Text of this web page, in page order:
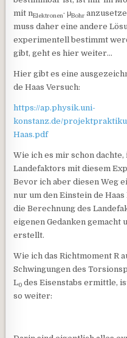
mit nElektronen· μBohr
muss daher eine andere
experimentell bestimmt
gibt, geht es hier weiter…
Hier gibt es eine
de Haas Versuch:
https://ap.physik.uni-
konstanz.de/
Haas.pdf
Wie ich es mir schon
Landefaktors mit diesem
Bevor ich aber diesen Weg
nur um den Einstein de
die Berechnung des
eigenen Gedanken
erstellt.
Wie ich das Richtmoment R
Schwingungen des
L0 des Eisenstabs ermittle,
so weiter: